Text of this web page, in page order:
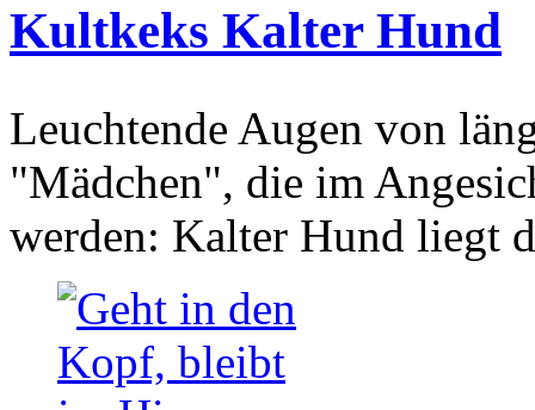
Kultkeks Kalter Hund
Leuchtende Augen von
"Mädchen", die im
werden: Kalter Hund liegt